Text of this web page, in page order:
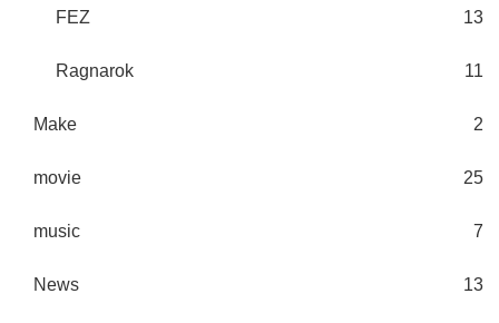
FEZ 13
Ragnarok 11
Make 2
movie 25
music 7
News 13